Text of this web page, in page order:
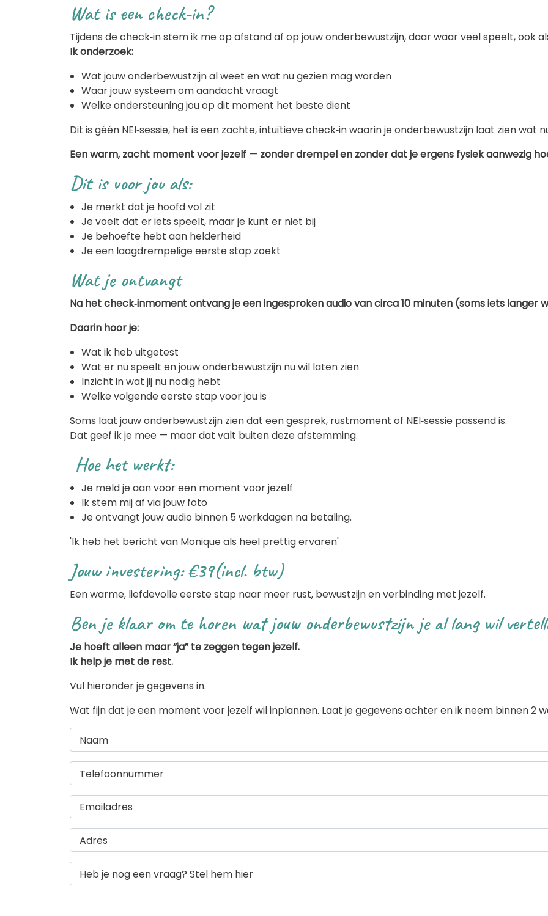
Wat is een check-in?
Tijdens de check‑in stem ik me op afstand af op jouw onderbewustzijn, daar waar veel speelt, ook
Ik onderzoek:
Wat jouw onderbewustzijn al weet en wat nu gezien mag worden
Waar jouw systeem om aandacht vraagt
Welke ondersteuning jou op dit moment het beste dient
Dit is géén NEI‑sessie, het is een zachte, intuïtieve check‑in waarin je onderbewustzijn laat zien wat
Een warm, zacht moment voor jezelf — zonder drempel en zonder dat je ergens fysiek aanwezig
Dit is voor jou als:
Je merkt dat je hoofd vol zit
Je voelt dat er iets speelt, maar je kunt er niet bij
Je behoefte hebt aan helderheid
Je een laagdrempelige eerste stap zoekt
Wat je ontvangt
Na het check‑inmoment ontvang je een ingesproken audio van circa 10 minuten (soms iets langer
Daarin hoor je:
Wat ik heb uitgetest
Wat er nu speelt en jouw onderbewustzijn nu wil laten zien
Inzicht in wat jij nu nodig hebt
Welke volgende eerste stap voor jou is
Soms laat jouw onderbewustzijn zien dat een gesprek, rustmoment of NEI‑sessie passend is.
Dat geef ik je mee — maar dat valt buiten deze afstemming.
Hoe het werkt:
Je meld je aan voor een moment voor jezelf
Ik stem mij af via jouw foto
Je ontvangt jouw audio binnen 5 werkdagen na betaling.
'Ik heb het bericht van Monique als heel prettig ervaren'
Jouw investering: €39(incl. btw)
Een warme, liefdevolle eerste stap naar meer rust, bewustzijn en verbinding met jezelf.
Ben je klaar om te horen wat jouw onderbewustzijn je al lang wil
Je hoeft alleen maar “ja” te zeggen tegen jezelf.
Ik help je met de rest.
Vul hieronder je gegevens in.
Wat fijn dat je een moment voor jezelf wil inplannen. Laat je gegevens achter en ik neem binnen 2
Naam
Telefoonnummer
Emailadres
Adres
Heb je nog een vraag? Stel hem hier